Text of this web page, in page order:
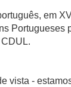
em
Portugueses
vista -